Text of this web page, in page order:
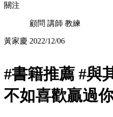
關注
黃家慶
顧問 講師 教練
2022/12/06
#書籍推薦 #與
不如喜歡贏過